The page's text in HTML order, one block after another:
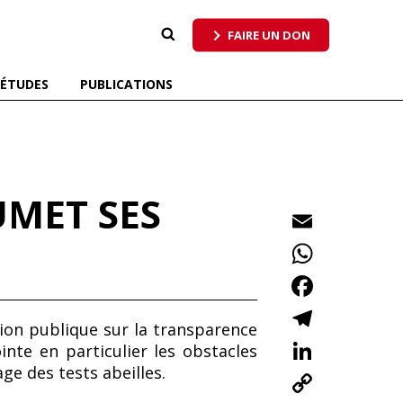
FAIRE UN DON
ÉTUDES PUBLICATIONS
SES
publique sur la transparence
en particulier les obstacles
des tests abeilles.